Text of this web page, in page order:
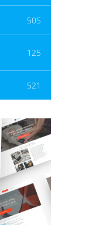
505
125
521